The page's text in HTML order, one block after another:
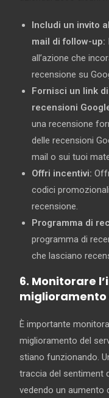
Includi un invito
mail di follow-up:
all’azione che
recensione su
Fornisci un link
recensioni
una recensione
delle recensioni
mail o sui tuoi
Offri incentivi:
codici
recensione.
Programma di
programma di
che lasciano
6. Monitorare
miglioramento
È importante
miglioramento del
stiano funzionando.
traccia del sentiment
vedendo un aumento